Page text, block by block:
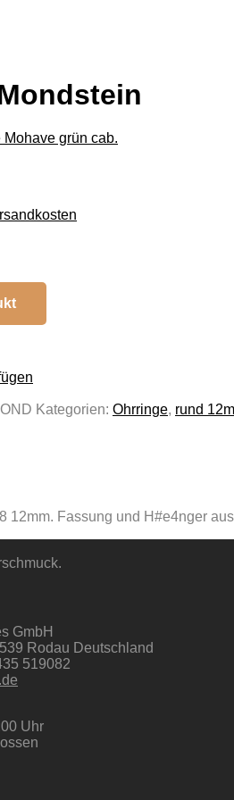
Mohave grün cab.
Kategorien: Ohrringe, rund
12mm. Fassung und H#e4nger
GmbH
Rodau Deutschland
519082
Uhr